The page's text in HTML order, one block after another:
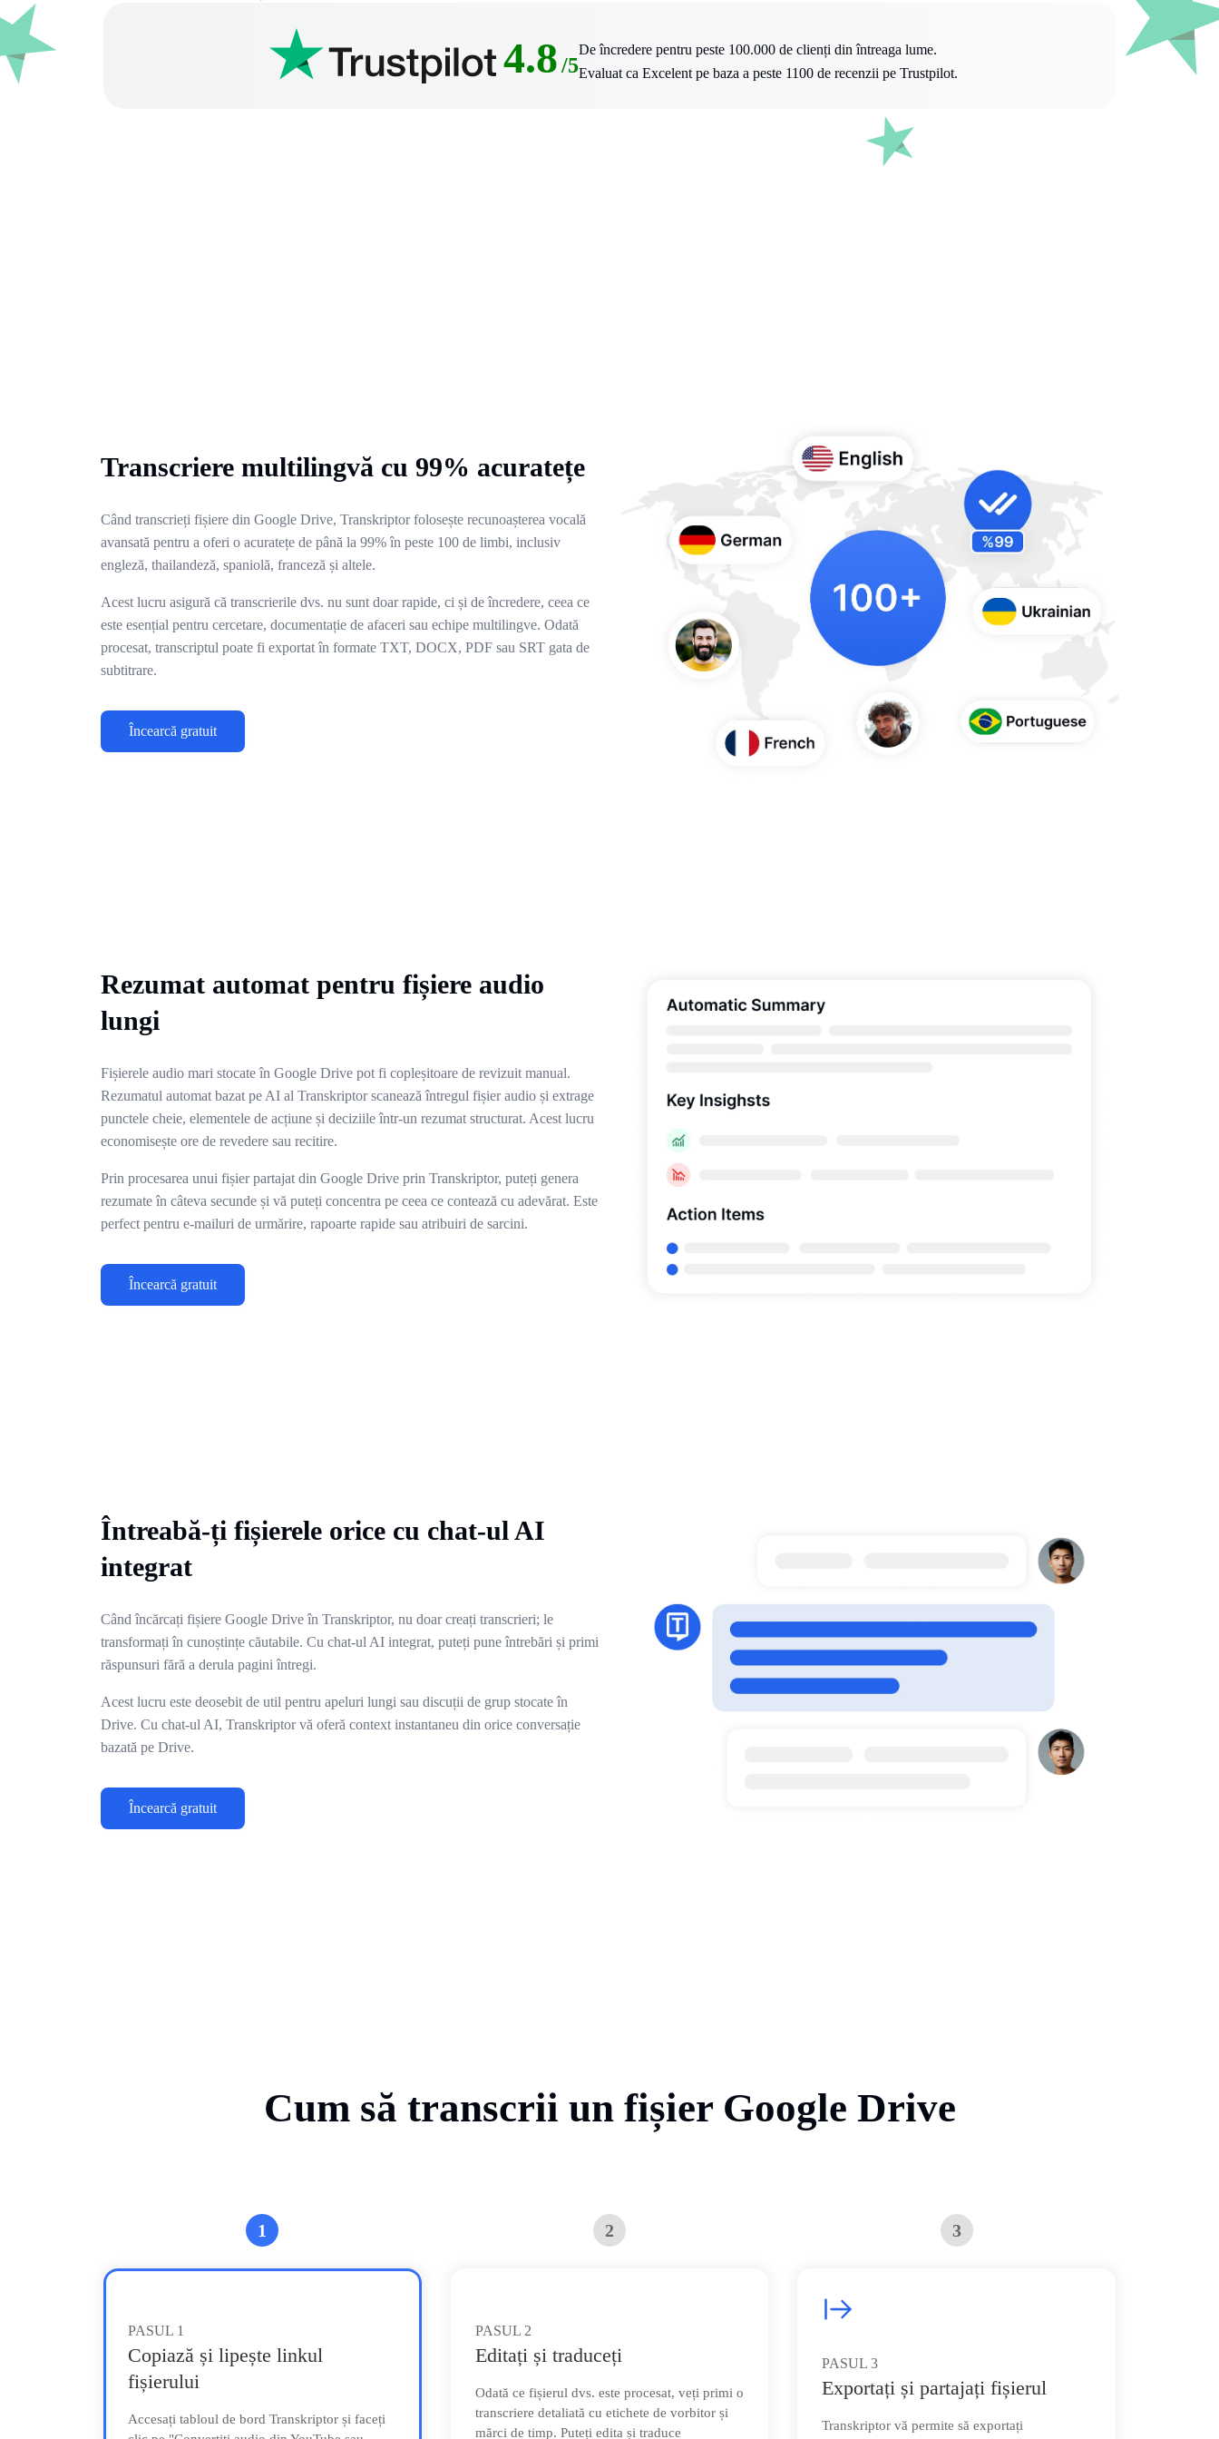
4.8/5
De încredere pentru peste 100.000 de clienți din întreaga lume.
Evaluat ca Excelent pe baza a peste 1100 de recenzii pe Trustpilot.
Transcriere multilingvă cu 99% acuratețe
Când transcrieți fișiere din Google Drive, Transkriptor folosește recunoașterea vocală
avansată pentru a oferi o acuratețe de până la 99% în peste 100 de limbi, inclusiv
engleză, thailandeză, spaniolă, franceză și altele.
Acest lucru asigură că transcrierile dvs. nu sunt doar rapide, ci și de încredere, ceea ce
este esențial pentru cercetare, documentație de afaceri sau echipe multilingve. Odată
procesat, transcriptul poate fi exportat în formate TXT, DOCX, PDF sau SRT gata de
subtitrare.
Încearcă gratuit
Rezumat automat pentru fișiere audio
lungi
Fișierele audio mari stocate în Google Drive pot fi copleșitoare de revizuit manual.
Rezumatul automat bazat pe AI al Transkriptor scanează întregul fișier audio și extrage
punctele cheie, elementele de acțiune și deciziile într-un rezumat structurat. Acest lucru
economisește ore de revedere sau recitire.
Prin procesarea unui fișier partajat din Google Drive prin Transkriptor, puteți genera
rezumate în câteva secunde și vă puteți concentra pe ceea ce contează cu adevărat. Este
perfect pentru e-mailuri de urmărire, rapoarte rapide sau atribuiri de sarcini.
Încearcă gratuit
Întreabă-ți fișierele orice cu chat-ul AI
integrat
Când încărcați fișiere Google Drive în Transkriptor, nu doar creați transcrieri; le
transformați în cunoștințe căutabile. Cu chat-ul AI integrat, puteți pune întrebări și primi
răspunsuri fără a derula pagini întregi.
Acest lucru este deosebit de util pentru apeluri lungi sau discuții de grup stocate în
Drive. Cu chat-ul AI, Transkriptor vă oferă context instantaneu din orice conversație
bazată pe Drive.
Încearcă gratuit
Cum să transcrii un fișier Google Drive
1
PASUL 1
Copiază și lipește linkul
fișierului
Accesați tabloul de bord Transkriptor și faceți
2
PASUL 2
Editați și traduceți
Odată ce fișierul dvs. este procesat, veți primi o
transcriere detaliată cu etichete de vorbitor și
mărci de timp. Puteți edita și traduce
3
PASUL 3
Exportați și partajați fișierul
Transkriptor vă permite să exportați